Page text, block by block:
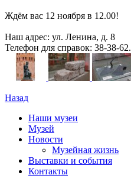
Ждём вас 12 ноября в 12.00!
Наш адрес: ул. Ленина, д. 8
Телефон для справок: 38-38-62.
Назад
Наши музеи
Музей
Новости
Музейная жизнь
Выставки и события
Контакты